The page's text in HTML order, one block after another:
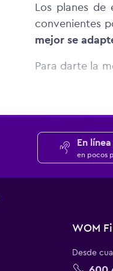
Los planes de
convenientes
mejor se
Para darte la
disfrutar de
de descuento
¿Quieres más?
Conoce lo
te
empresa tú y
En línea
en pocos
WOM
Desde